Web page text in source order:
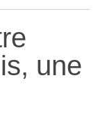
une